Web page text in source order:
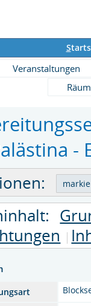
S
Veranstaltungen
-